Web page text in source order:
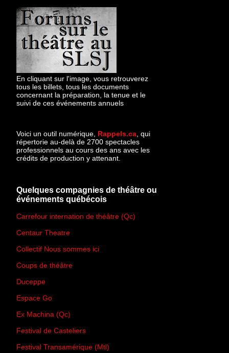
En cliquant sur l'image, vous retrouverez
tous les billets, tous les documents
concernant la préparation, la tenue et le
suivi de ces événements annuels
Voici un outil numérique, Rappels.ca , qui
répertorie au-delà de 2700 spectacles
professionnels au cours des ans avec les
crédits de production y attenant.
Quelques compagnies de théâtre ou
événements québécois
Carrefour internation de théâtre (Qc)
Centaur Theatre
Collectif Nous sommes ici
Coups de théâtre
Duceppe
Espace Go
Ex Machina (Qc)
Festival de Casteliers
Festival Transamérique (Mtl)